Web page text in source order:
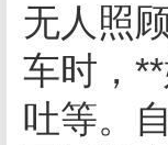
无人照
车时，
吐等。